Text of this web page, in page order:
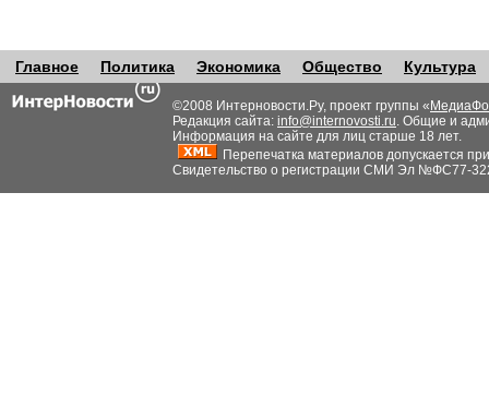
Главное Политика Экономика Общество Культура
©2008 Интерновости.Ру, проект группы «
Редакция сайта: info@internovosti.ru. Общие и
Информация на сайте для лиц старше 18 лет.
Перепечатка материалов допускается
Свидетельство о регистрации СМИ Эл №ФС77-